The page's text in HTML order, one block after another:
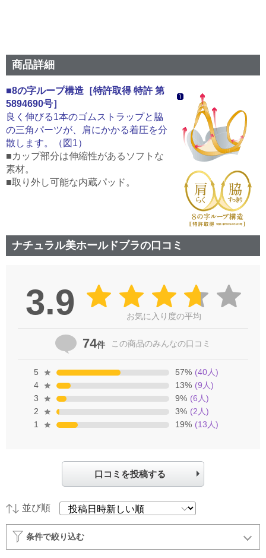
商品詳細
■8の字ループ構造［特許取得 特許 第
5894690号］
良く伸びる1本のゴムストラップと脇
の三角パーツが、肩にかかる着圧を分
散します。（図1）
■カップ部分は伸縮性があるソフトな
素材。
■取り外し可能な内蔵パッド。
ナチュラル美ホールドブラの口コミ
3.9 お気に入り度の平均
74件 この商品のみんなの口コミ
5 57% (40人)
4
13% (9人)
3
9% (6人)
2
3% (2人)
1
19% (13人)
口コミを投稿する
並び順
条件で絞り込む